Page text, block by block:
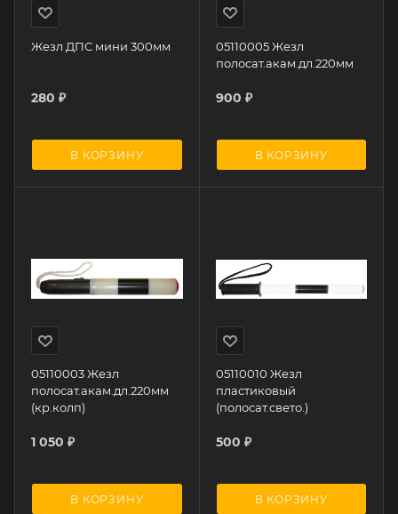
Жезл ДПС мини 300мм
280 ₽
В КОРЗИНУ
05110005 Жезл
полосат.акам.дл.220мм
900 ₽
В КОРЗИНУ
05110003 Жезл
полосат.акам.дл.220мм
(кр.колп)
1 050 ₽
В КОРЗИНУ
05110010 Жезл
пластиковый
(полосат.свето.)
500 ₽
В КОРЗИНУ